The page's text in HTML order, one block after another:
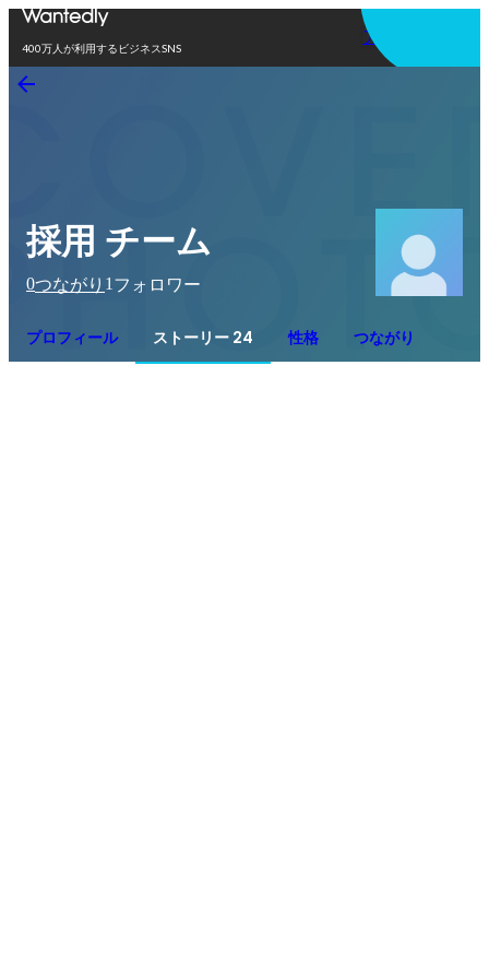
400万人が利用するビジネスSNS
アプリを使う
採用 チーム
0つながり 1 フォロワー
プロフィール ストーリー 24 性格 つながり